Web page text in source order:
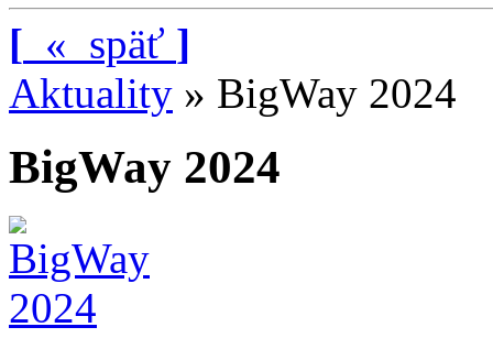
[ « späť ]
Aktuality » BigWay 2024
BigWay 2024